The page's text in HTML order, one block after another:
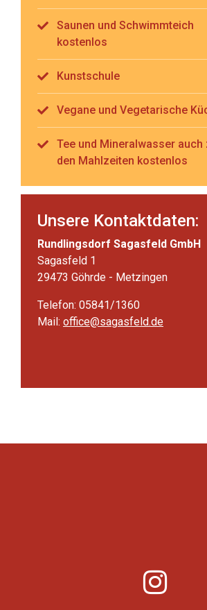
Saunen und Schwimmteich
kostenlos
Kunstschule
Vegane und Vegetarische
Tee und Mineralwasser auch
den Mahlzeiten kostenlos
Unsere Kontaktdaten:
Rundlingsdorf Sagasfeld GmbH
Sagasfeld 1
29473 Göhrde - Metzingen
Telefon: 05841/1360
Mail: office@sagasfeld.de